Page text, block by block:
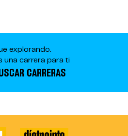
explorando.
una carrera para ti
CARRERAS